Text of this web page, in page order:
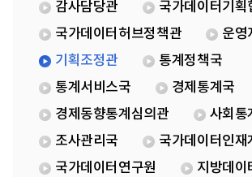
감사담당관
국가데이터기획
국가데이터허브정책관
운영
기획조정관
통계정책국
통계서비스국
경제통계국
경제동향통계심의관
사회통
조사관리국
국가데이터인재
국가데이터연구원
지방데이